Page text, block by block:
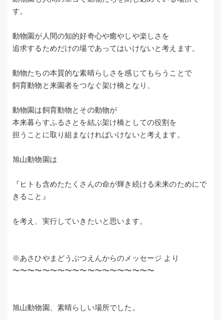
す。
動物園が人間の知的好奇心や癒やしや楽しさを
追求するためだけの場であってはいけないと考えます。
動物たちの本質的な素晴らしさを感じてもらうことで
飼育動物と来園者をつなぐ架け橋となり、
動物園は飼育動物とその動物が
本来暮らすふるさとを結ぶ架け橋としての役割を
担うことに取り組まなければいけないと考えます。
旭山動物園は
『ヒトも含めたたくさんの命が輝き続ける未来のためにで
きること』
を考え、実行していきたいと思います。
※あさひやまどうぶつえんからのメッセージ より
〜〜〜〜〜〜〜〜〜〜〜〜〜〜〜〜〜〜〜
旭山動物園、素晴らしい場所でした。